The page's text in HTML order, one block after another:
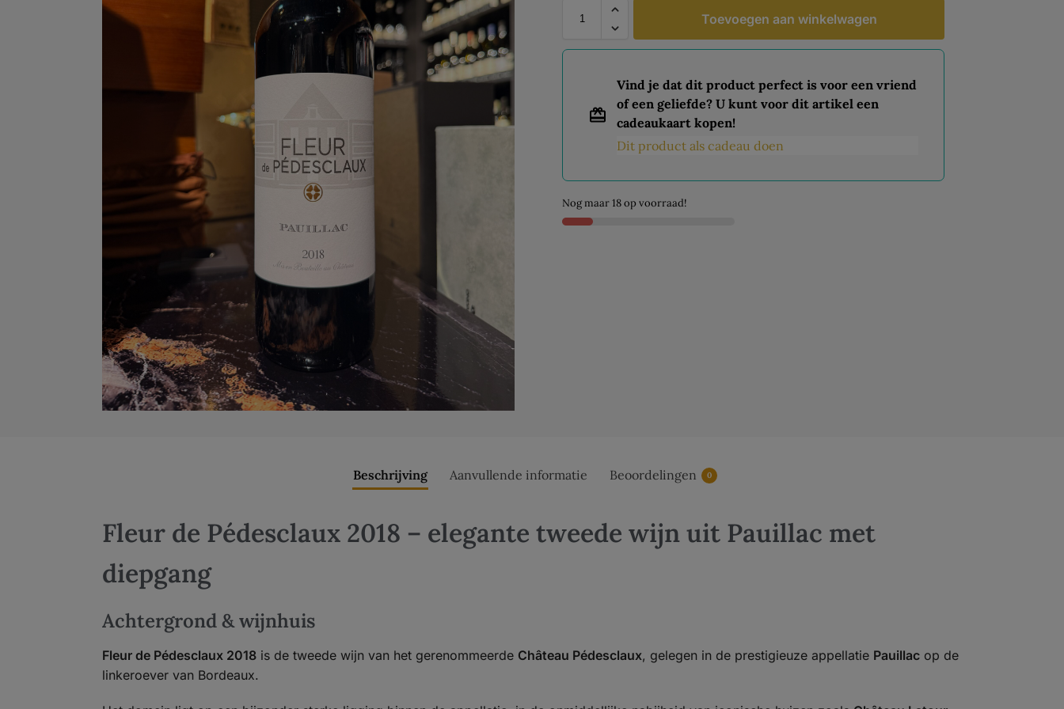
Toevoegen aan winkelwagen
Vind je dat dit product perfect is voor een vriend
of een geliefde? U kunt voor dit artikel een
cadeaukaart kopen!
Dit product als cadeau doen
Nog maar 18 op voorraad!
Beschrijving Aanvullende informatie Beoordelingen 0
Fleur de Pédesclaux 2018 – elegante tweede wijn uit Pauillac met
diepgang
Achtergrond & wijnhuis
Fleur de Pédesclaux 2018is de tweede wijn van het gerenommeerde Château Pédesclaux, gelegen in de prestigieuze appellatie Pauillacop de
linkeroever van Bordeaux.